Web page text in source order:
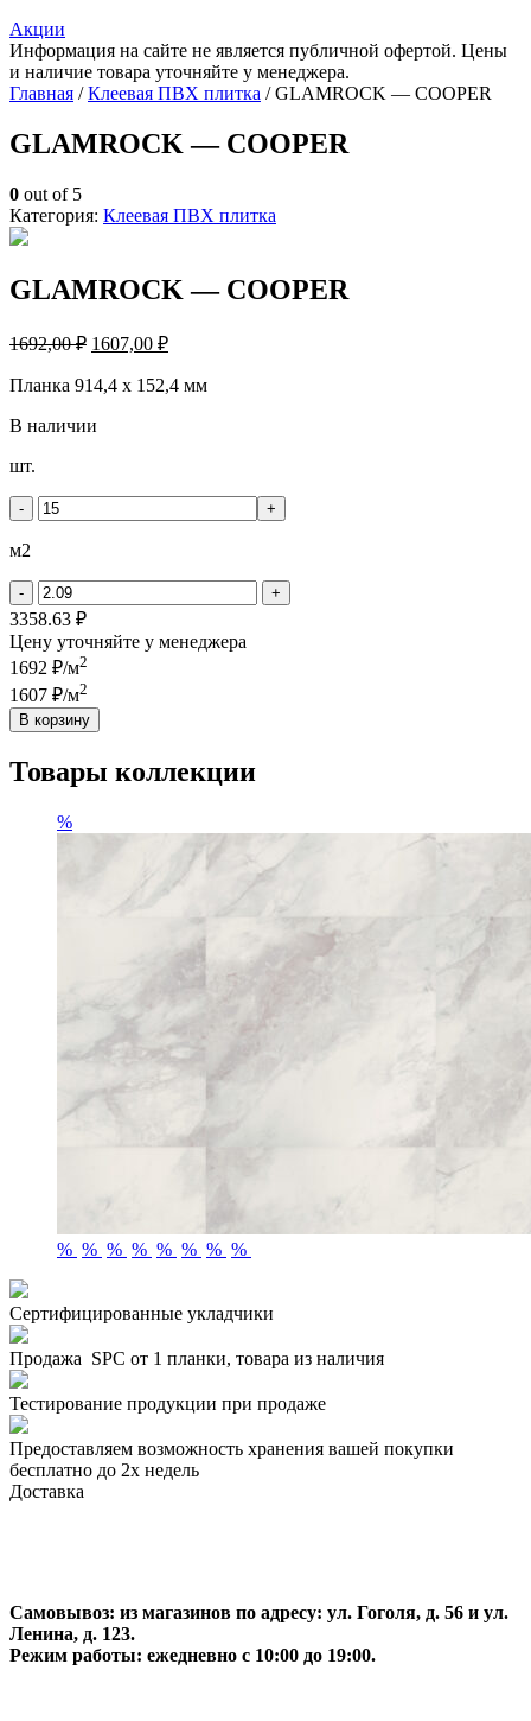
Акции
Информация на сайте не является публичной офертой. Цены
и наличие товара уточняйте у менеджера.
Главная /Клеевая ПВХ плитка / GLAMROCK — COOPER
GLAMROCK — COOPER
0 out of 5
Категория: Клеевая ПВХ плитка
GLAMROCK — COOPER
1692,00₽ 1607,00 ₽
Планка 914,4 х 152,4 мм
В наличии
Количество
GLAMROCK
COOPER
шт.
- +
м2
- +
3358.63 ₽
Цену уточняйте у менеджера
1692 ₽/м2
1607 ₽/м2
В корзину
Товары коллекции
%
% % % % % % % %
Сертифицированные укладчики
Продажа SPC от 1 планки, товара из наличия
Тестирование продукции при продаже
Предоставляем возможность хранения вашей покупки
бесплатно до 2х недель
Доставка
Самовывоз: из магазинов по адресу: ул. Гоголя, д. 56 и ул.
Ленина, д. 123.
Режим работы: ежедневно с 10:00 до 19:00.